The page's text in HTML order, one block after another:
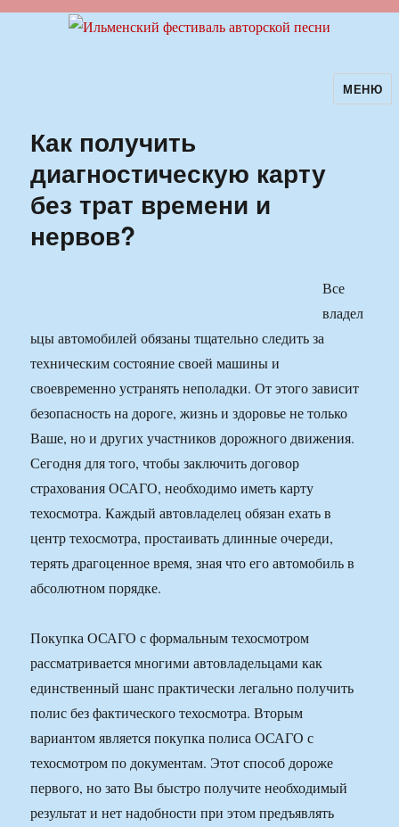
Ильменский фестиваль авторскойМЕНЮ
Как получить
диагностическую карту
без трат времени и
нервов?
Все
владел
ьцы автомобилей обязаны тщательно следить за
техническим состояние своей машины и
своевременно устранять неполадки. От этого зависит
безопасность на дороге, жизнь и здоровье не только
Ваше, но и других участников дорожного движения.
Сегодня для того, чтобы заключить договор
страхования ОСАГО, необходимо иметь карту
техосмотра. Каждый автовладелец обязан ехать в
центр техосмотра, простаивать длинные очереди,
терять драгоценное время, зная что его автомобиль в
абсолютном порядке.
Покупка ОСАГО с формальным техосмотром
рассматривается многими автовладельцами как
единственный шанс практически легально получить
полис без фактического техосмотра. Вторым
вариантом является покупка полиса ОСАГО с
техосмотром по документам. Этот способ дороже
первого, но зато Вы быстро получите необходимый
результат и нет надобности при этом предъявлять